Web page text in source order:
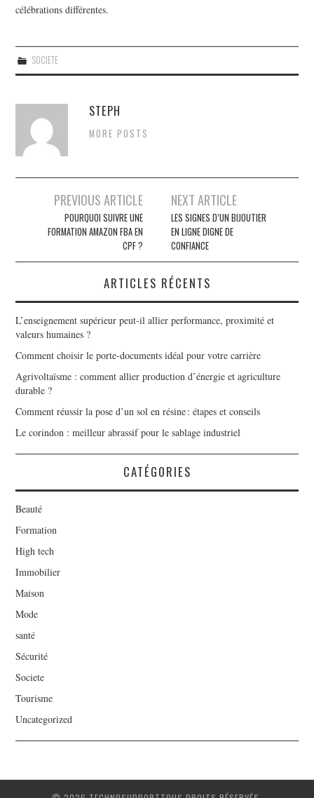
célébrations différentes.
SOCIETE
STEPH
MORE POSTS
Navigation des articles
PREVIOUS ARTICLE
POURQUOI SUIVRE UNE
FORMATION AMAZON FBA EN
CPF ?
NEXT ARTICLE
LES SIGNES D’UN BIJOUTIER
EN LIGNE DIGNE DE
CONFIANCE
ARTICLES RÉCENTS
L’enseignement supérieur peut-il allier performance, proximité et
valeurs humaines ?
Comment choisir le porte-documents idéal pour votre carrière
Agrivoltaïsme : comment allier production d’énergie et agriculture
durable ?
Comment réussir la pose d’un sol en résine : étapes et conseils
Le corindon : meilleur abrassif pour le sablage industriel
CATÉGORIES
Beauté
Formation
High tech
Immobilier
Maison
Mode
santé
Sécurité
Societe
Tourisme
Uncategorized